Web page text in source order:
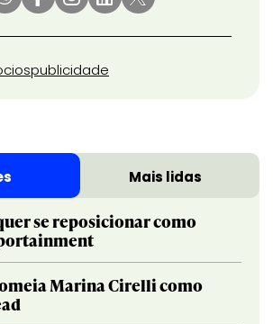
publicidade
Mais lidas
se reposicionar como
Marina Cirelli como